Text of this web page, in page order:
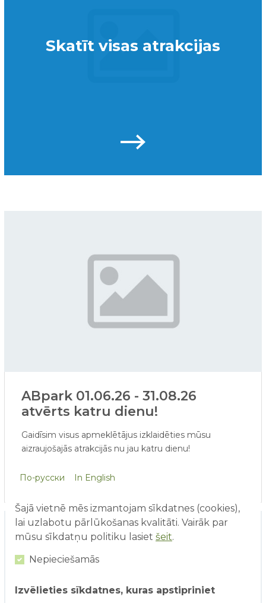
Skatīt visas atrakcijas
ABpark 01.06.26 - 31.08.26
atvērts katru dienu!
Gaidīsim visus apmeklētājus izklaidēties mūsu
aizraujošajās atrakcijās nu jau katru dienu!
No 1. jūnija esošo atrakciju klāstu papildinās Virtuālās
jau pavisam drīz apmeklētājiem būs pieejamas arī
ūdens atrakcijas - ERGO Ūdens pasaule, Ūdens spēļu
laukumiņš un Ūdens lielgabalu laukums.
По-русски In English
Šajā vietnē mēs izmantojam sīkdatnes (cookies),
lai uzlabotu pārlūkošanas kvalitāti. Vairāk par
mūsu sīkdatņu politiku lasiet šeit.
Nepieciešamās
Izvēlieties sīkdatnes, kuras apstipriniet